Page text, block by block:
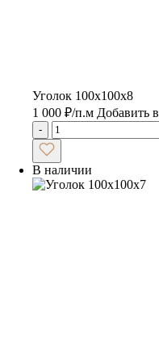
Уголок 100х100х8
1 000 ₽/п.м Добавить
-
В наличии